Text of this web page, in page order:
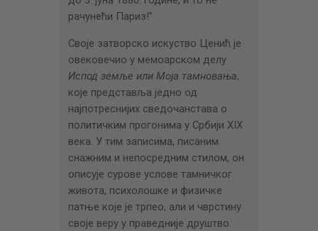
рачунећи Париз!”
Своје затворско искуство Ценић је
овековечио у мемоарском делу
Испод земље или Моја тамновања,
које представља једно од
најпотреснијих сведочанстава о
политичким прогонима у Србији XIX
века. У тим записима, писаним
снажним и непосредним стилом, он
описује сурове услове тамничког
живота, психолошке и физичке
патње које је трпео, али и чврстину
своје веру у праведније друштво.